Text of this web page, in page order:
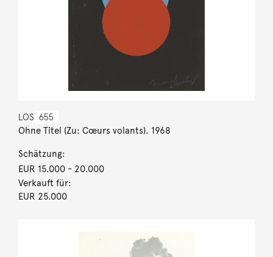
LOS 655
Ohne Titel (Zu: Cœurs volants). 1968
Schätzung:
EUR 15.000- 20.000
Verkauft für:
EUR 25.000